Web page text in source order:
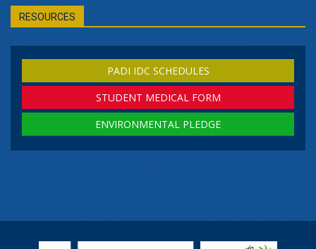
RESOURCES
PADI IDC SCHEDULES
STUDENT MEDICAL FORM
ENVIRONMENTAL PLEDGE